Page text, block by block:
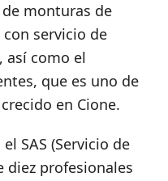
monturas de
servicio de
así como el
que es uno de
en Cione.
SAS (Servicio de
diez profesionales